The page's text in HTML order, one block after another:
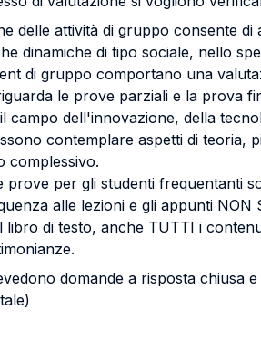
delle attività di gruppo consente
dinamiche di tipo sociale, nello
di gruppo comportano una
le prove parziali e la prova
campo dell'innovazione, della
contemplare aspetti di teoria,
complessivo.
prove per gli studenti frequentanti
alle lezioni e gli appunti
libro di testo, anche TUTTI i
domande a risposta chiusa